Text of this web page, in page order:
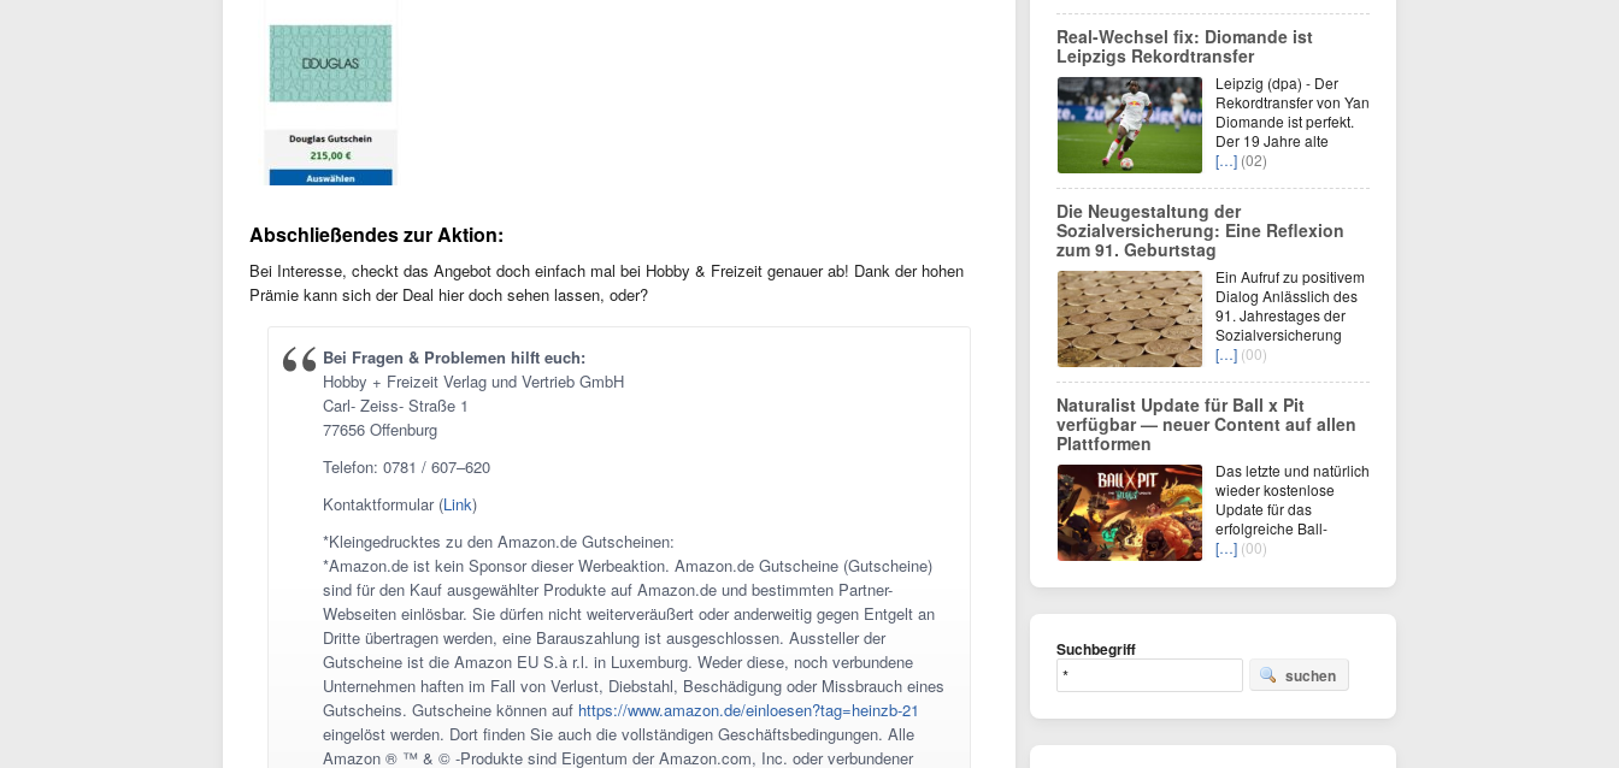
Abschließendes zur Aktion:
Bei Interesse, checkt das Angebot doch einfach mal bei Hobby & Freizeit genauer ab! Dank der hohen
Prämie kann sich der Deal hier doch sehen lassen, oder?
Bei Fragen & Problemen hilft euch:
Hobby + Freizeit Verlag und Vertrieb GmbH
Carl- Zeiss- Straße 1
77656 Offenburg
Telefon: 0781 / 607–620
Kontaktformular (Link)
*Kleingedrucktes zu den Amazon.de Gutscheinen:
*Amazon.de ist kein Sponsor dieser Werbeaktion. Amazon.de Gutscheine (Gutscheine)
sind für den Kauf ausgewählter Produkte auf Amazon.de und bestimmten Partner-
Webseiten einlösbar. Sie dürfen nicht weiterveräußert oder anderweitig gegen Entgelt an
Dritte übertragen werden, eine Barauszahlung ist ausgeschlossen. Aussteller der
Gutscheine ist die Amazon EU S.à r.l. in Luxemburg. Weder diese, noch verbundene
Unternehmen haften im Fall von Verlust, Diebstahl, Beschädigung oder Missbrauch eines
Gutscheins. Gutscheine können auf https://www.amazon.de/einloesen?tag=heinzb-21
eingelöst werden. Dort finden Sie auch die vollständigen Geschäftsbedingungen. Alle
Amazon ® ™ & © -Produkte sind Eigentum der Amazon.com, Inc. oder verbundener
Real-Wechsel fix: Diomande ist
Leipzigs Rekordtransfer
Leipzig (dpa) - Der
Rekordtransfer von Yan
Diomande ist perfekt.
Der 19 Jahre alte
[…] (02)
Die Neugestaltung der
Sozialversicherung: Eine Reflexion
zum 91. Geburtstag
Ein Aufruf zu positivem
Dialog Anlässlich des
91. Jahrestages der
Sozialversicherung
[…] (00)
Naturalist Update für Ball x Pit
verfügbar — neuer Content auf allen
Plattformen
Das letzte und natürlich
wieder kostenlose
Update für das
erfolgreiche Ball-
[…] (00)
Suchbegriff
suchen